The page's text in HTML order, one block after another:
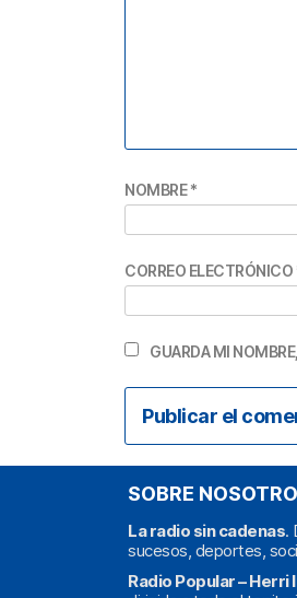
NOMBRE*
CORREO ELECTRÓNICO
GUARDA MI
SOBRE
La radio sin cadenas.
sucesos, deportes,
Radio Popular – Herri